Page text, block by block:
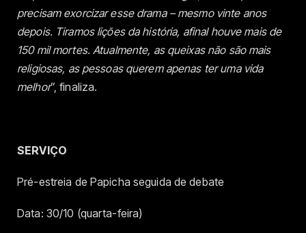
precisam exorcizar esse drama – mesmo vinte anos
depois. Tiramos lições da história, afinal houve mais de
150 mil mortes. Atualmente, as queixas não são mais
religiosas, as pessoas querem apenas ter uma vida
melhor”, finaliza.
SERVIÇO
Pré-estreia de Papicha seguida de debate
Data: 30/10 (quarta-feira)